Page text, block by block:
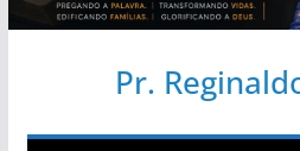
Pr.